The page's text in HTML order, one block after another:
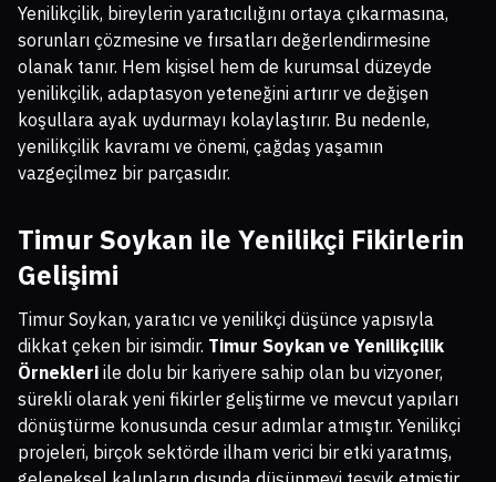
Yenilikçilik, bireylerin yaratıcılığını ortaya çıkarmasına,
sorunları çözmesine ve fırsatları değerlendirmesine
olanak tanır. Hem kişisel hem de kurumsal düzeyde
yenilikçilik, adaptasyon yeteneğini artırır ve değişen
koşullara ayak uydurmayı kolaylaştırır. Bu nedenle,
yenilikçilik kavramı ve önemi, çağdaş yaşamın
vazgeçilmez bir parçasıdır.
Timur Soykan ile Yenilikçi Fikirlerin
Gelişimi
Timur Soykan, yaratıcı ve yenilikçi düşünce yapısıyla
dikkat çeken bir isimdir. Timur Soykan ve Yenilikçilik
Örnekleri ile dolu bir kariyere sahip olan bu vizyoner,
sürekli olarak yeni fikirler geliştirme ve mevcut yapıları
dönüştürme konusunda cesur adımlar atmıştır. Yenilikçi
projeleri, birçok sektörde ilham verici bir etki yaratmış,